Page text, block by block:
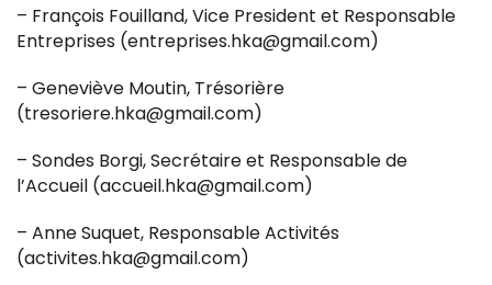
– François Fouilland, Vice President et Responsable
Entreprises (entreprises.hka@gmail.com)
– Geneviève Moutin, Trésorière
(tresoriere.hka@gmail.com)
– Sondes Borgi, Secrétaire et Responsable de
l’Accueil (accueil.hka@gmail.com)
– Anne Suquet, Responsable Activités
(activites.hka@gmail.com)